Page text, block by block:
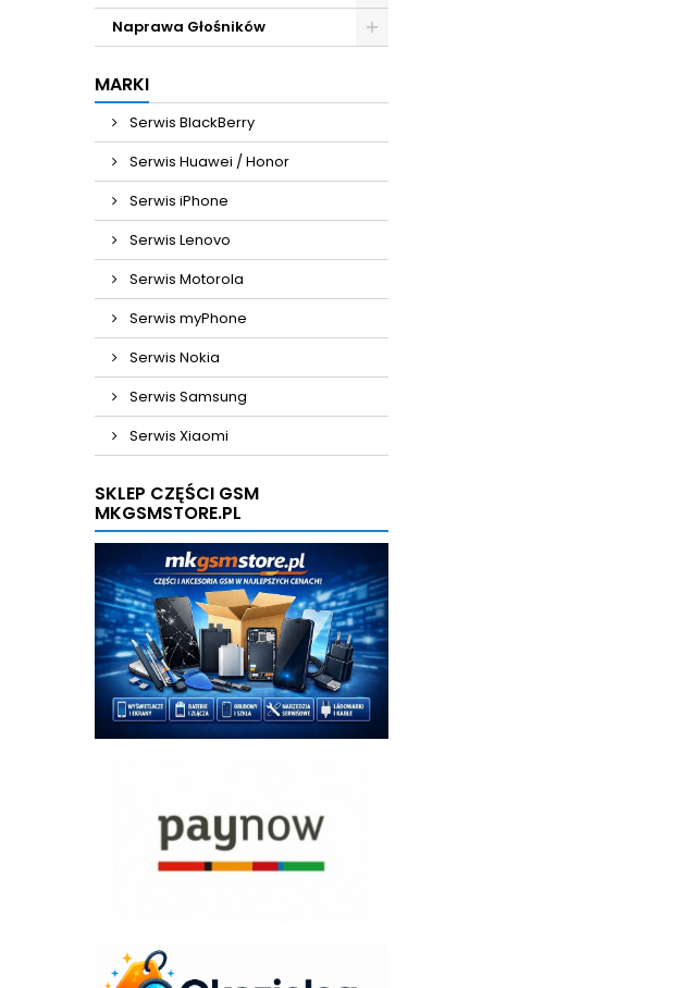
Naprawa Głośników
MARKI
Serwis BlackBerry
Serwis Huawei / Honor
Serwis iPhone
Serwis Lenovo
Serwis Motorola
Serwis myPhone
Serwis Nokia
Serwis Samsung
Serwis Xiaomi
SKLEP CZĘŚCI GSM
MKGSMSTORE.PL